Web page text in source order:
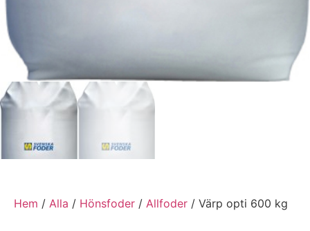
Hem / Alla / Hönsfoder / Allfoder / Värp opti 600 kg